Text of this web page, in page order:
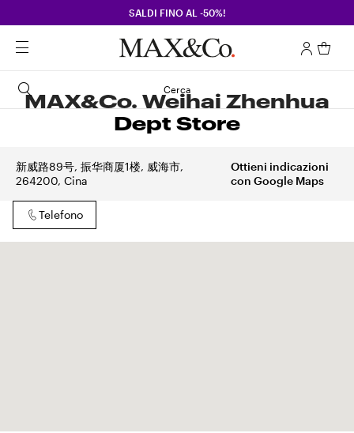
SALDI FINO AL -50%!
Cerca
MAX&Co. Weihai Zhenhua
Dept Store
新威路89号, 振华商厦1楼, 威海市,
264200, Cina
Ottieni indicazioni
con Google Maps
Telefono